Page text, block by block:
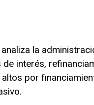
la
interés,
por